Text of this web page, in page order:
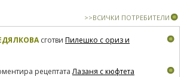
>>ВСИЧКИ ПОТРЕБИТЕЛИ
сготви Пилешко с ориз и
рецептатаЛазаня с кюфтета